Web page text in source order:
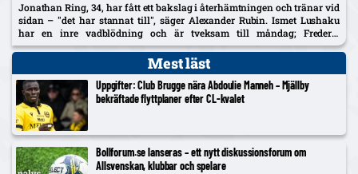
Jonathan Ring, 34, har fått ett bakslag i återhämtningen och tränar vid
sidan – "det har stannat till", säger Alexander Rubin. Ismet Lushaku
har en inre vadblödning och är tveksam till måndag; Frederic
Nsabiyumva har påbörjat individuella bollpass.
Mest läst
Uppgifter: Club Brugge nära Abdoulie Manneh – Mjällby
bekräftade flyttplaner efter CL-kvalet
Bollforum.se lanseras – ett nytt diskussionsforum om
Allsvenskan, klubbar och spelare